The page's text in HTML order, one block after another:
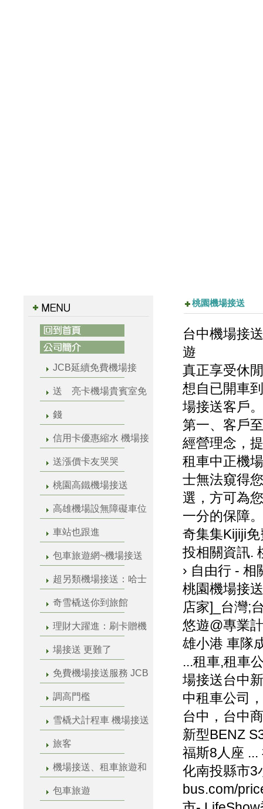
JCB延續免費機場接
送 亮卡機場貴賓室免
錢
信用卡優惠縮水 機場接
送漲價卡友哭哭
桃園高鐵機場接送
高雄機場設無障礙車位
車站也跟進
包車旅遊網~機場接送
超另類機場接送：哈士
奇雪橇送你到旅館
理財大躍進：刷卡贈機
場接送 更難了
免費機場接送服務 JCB
調高門檻
雪橇犬計程車 機場接送
旅客
機場接送、租車旅遊和
包車旅遊
桃園機場接送
台中機場接
遊
真正享受休
想自已開車
場接送客戶
第一、客戶
經營理念，
租車中正機
士無法窺得
選，方可為
一分的保障
奇集集Kijiji
投相關資訊.
› 自由行 -
桃園機場接
店家]_台灣;
悠遊@專業
雄小港 車隊
...租車,租車
場接送台中
中租車公司
台中，台中
新型BENZ
福斯8人座
化南投縣市3
bus.com/